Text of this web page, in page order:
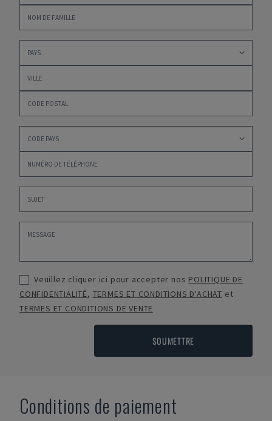
Veuillez cliquer ici pour accepter nos POLITIQUE DE
CONFIDENTIALITÉ, TERMES ET CONDITIONS D'ACHAT et
TERMES ET CONDITIONS DE VENTE
SOUMETTRE
Conditions de paiement